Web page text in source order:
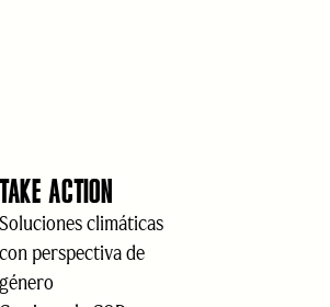
TAKE ACTION
Soluciones climáticas
con perspectiva de
género